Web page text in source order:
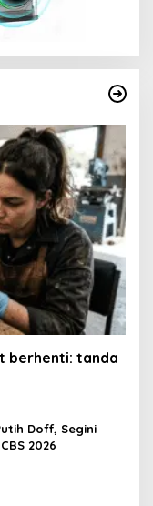
berhenti: tanda
Doff, Segini
2026